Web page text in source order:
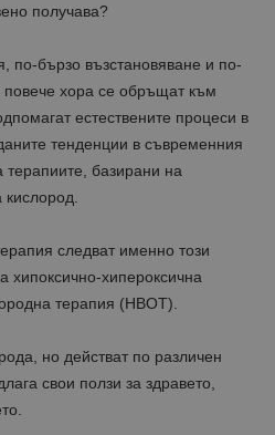
получава?
по-бързо възстановяване и по-
повече хора се обръщат към
естествените процеси в
тенденции в съвременния
терапиите, базирани на
следват именно този
хипоксично-хипероксична
терапия (HBOT).
но действат по различен
свои ползи за здравето,